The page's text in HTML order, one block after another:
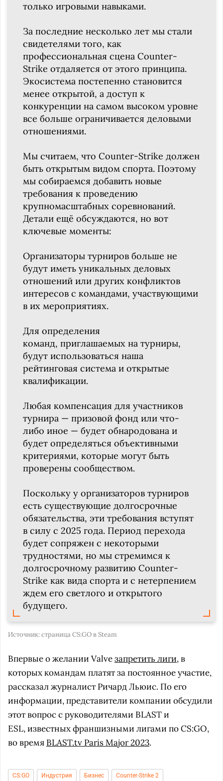
только игровыми навыками.
За последние несколько лет мы стали
свидетелями того, как
профессиональная сцена Counter-
Strike отдаляется от этого принципа.
Экосистема постепенно становится
менее открытой, а доступ к
конкуренции на самом высоком уровне
все больше ограничивается деловыми
отношениями.
Мы считаем, что Counter-Strike должен
быть открытым видом спорта. Поэтому
мы собираемся добавить новые
требования к проведению
крупномасштабных соревнований.
Детали ещё обсуждаются, но вот
ключевые моменты:
Организаторы турниров больше не
будут иметь уникальных деловых
отношений или других конфликтов
интересов с командами, участвующими
в их мероприятиях.
Для определения
команд, приглашаемых на турниры,
будут использоваться наша
рейтинговая система и открытые
квалификации.
Любая компенсация для участников
турнира — призовой фонд или что-
либо иное — будет обнародована и
будет определяться объективными
критериями, которые могут быть
проверены сообществом.
Поскольку у организаторов турниров
есть существующие долгосрочные
обязательства, эти требования вступят
в силу с 2025 года. Период перехода
будет сопряжен с некоторыми
трудностями, но мы стремимся к
долгосрочному развитию Counter-
Strike как вида спорта и с нетерпением
ждем его светлого и открытого
будущего.
Источник:страница CS:GO в Steam
Впервые о желании Valveзапретить лиги, в
которых командам платят за постоянное участие,
рассказал журналист Ричард Льюис. По его
информации, представители компании обсудили
этот вопрос с руководителями BLAST и
ESL, известных франшизными лигами по CS:GO,
во время BLAST.tv Paris Major 2023.
CS:GO Индустрия Бизнес Counter-Strike 2